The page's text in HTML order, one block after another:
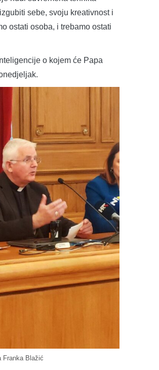
sebe, svoju kreativnost i
ostati osoba, i trebamo ostati
o kojem će Papa
Franka Blažić